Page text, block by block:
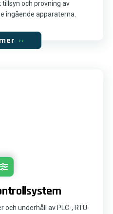
och provning av
ingående apparaterna.
››
och underhåll av PLC-, RTU-